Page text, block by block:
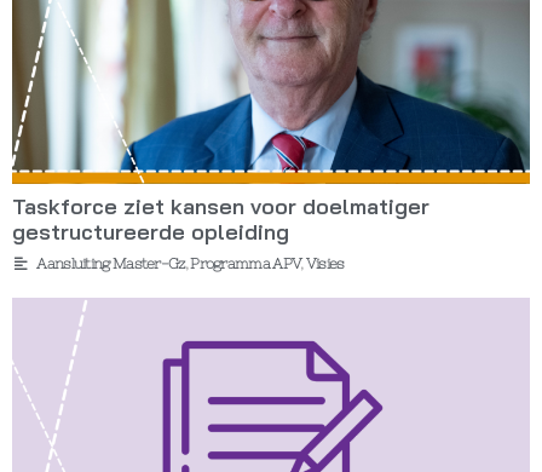
Taskforce ziet kansen voor doelmatiger
gestructureerde opleiding
Aansluiting Master-Gz,Programma APV,Visies